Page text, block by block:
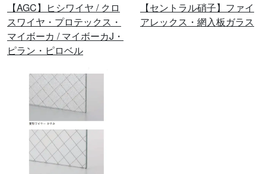
【AGC】ヒシワイヤ / クロ
スワイヤ・プロテックス・
マイボーカ / マイボーカJ・
ピラン・ピロベル
【セントラル硝子】ファイ
アレックス・網入板ガラス